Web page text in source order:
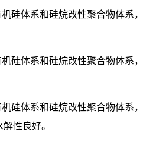
硅体系和硅烷改性聚合物体系，
硅体系和硅烷改性聚合物体系，
硅体系和硅烷改性聚合物体系，
性良好。